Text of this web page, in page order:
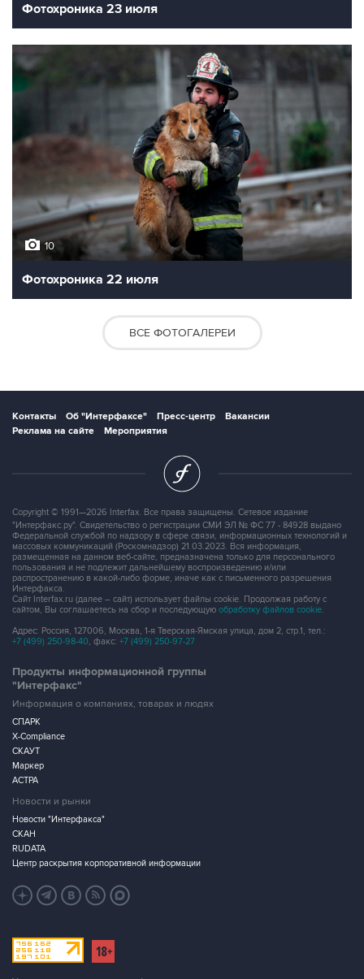
Фотохроника 23 июля
10
Фотохроника 22 июля
ВСЕ ФОТОГАЛЕРЕИ
Контакты Об "Интерфаксе" Пресс-центр
Вакансии
Реклама на сайте
Мероприятия
Copyright © 1991—2026 Interfax. Все права защищены. Сетевое издание
"Интерфакс.ру". Свидетельство о регистрации СМИ ЭЛ № ФС 77 - 84928 выдано
Федеральной службой по надзору в сфере связи, информационных технологий и
массовых коммуникаций (Роскомнадзор) 21.03.2023. Вся информация,
размещенная на данном веб-сайте, предназначена только для персонального
пользования и не подлежит дальнейшему воспроизведению и/или
распространению в какой-либо форме, иначе как с письменного разрешения
Интерфакса.
Сайт Interfax.ru (далее – сайт) использует файлы cookie. Продолжая работу с
сайтом, Вы соглашаетесь на сбор и последующую обработку файлов cookie.
Адрес: Россия, 127006, Москва, 1-я Тверская-Ямская улица, дом 2, стр.1, тел.:
+7 (499) 250-98-40, факс: +7 (499) 250-97-27
Продукты информационной группы
"Интерфакс"
Информация о компаниях, товарах и людях
СПАРК
X-Compliance
СКАУТ
Маркер
АСТРА
Новости и рынки
Новости "Интерфакса"
СКАН
RUDATA
Центр раскрытия корпоративной информации